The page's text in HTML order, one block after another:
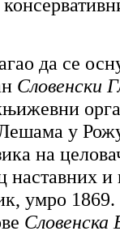
да се
Словенски
у
на
наставних
умро
Словенска